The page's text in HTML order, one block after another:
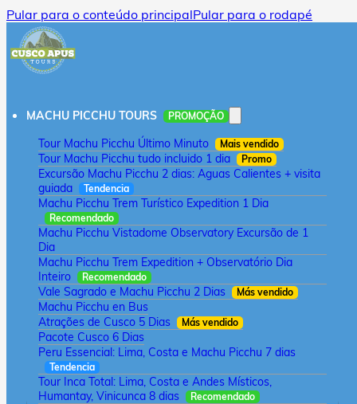
Pular para o conteúdo principalPular para o rodapé
MACHU PICCHU TOURS PROMOÇÃO
Tour Machu Picchu Último Minuto Mais vendido
Tour Machu Picchu tudo incluido 1 dia Promo
Excursão Machu Picchu 2 dias: Aguas Calientes + visita
guiada
Tendencia
Machu Picchu Trem Turístico Expedition 1 Dia
Recomendado
Machu Picchu Vistadome Observatory Excursão de 1
Dia
Machu Picchu Trem Expedition + Observatório Dia
Inteiro
Recomendado
Vale Sagrado e Machu Picchu 2 Dias Más vendido
Machu Picchu en Bus
Atrações de Cusco 5 Dias
Más vendido
Pacote Cusco 6 Dias
Peru Essencial: Lima, Costa e Machu Picchu 7 dias
Tendencia
Tour Inca Total: Lima, Costa e Andes Místicos,
Humantay, Vinicunca 8 dias
Recomendado